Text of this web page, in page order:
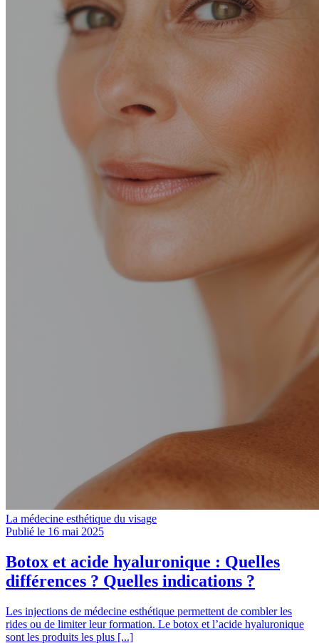
La médecine esthétique du visage
Publié le 16 mai 2025
Botox et acide hyaluronique : Quelles
différences ? Quelles indications ?
Les injections de médecine esthétique permettent de combler les
rides ou de limiter leur formation. Le botox et l’acide hyaluronique
sont les produits les plus [...]